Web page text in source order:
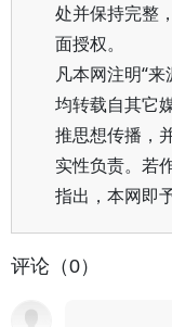
处并保持完整
面授权。
凡本网注明“来
均转载自其它
推思想传播，
实性负责。若
指出，本网即
评论（0）